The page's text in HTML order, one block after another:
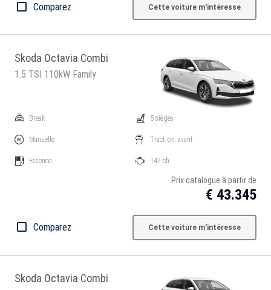
Comparez Cette voiture m'intéresse
Skoda Octavia Combi
1.5 TSI 110kW Family
Break
Manuelle
Essence
5 sièges
Traction: avant
147 ch
Prix catalogue à partir de
€ 43.345
Comparez Cette voiture m'intéresse
Skoda Octavia Combi